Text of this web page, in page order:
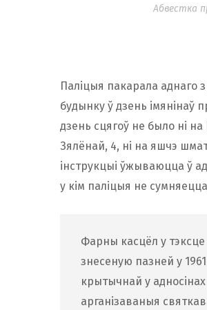
Абвестка
Паліцыя пакарала аднаго
будынку ў дзень імянінаў
дзень сцягоў не было ні
Зялёнай, 4, ні на яшчэ
інструкцыі ўжываюцца ў
у кім паліцыя не
Фарны касцёл у тэксце
знесеную пазней у
крытычнай у
арганізаваныя